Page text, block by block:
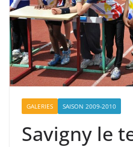
GALERIES SAISON 2009-2010
Savigny le